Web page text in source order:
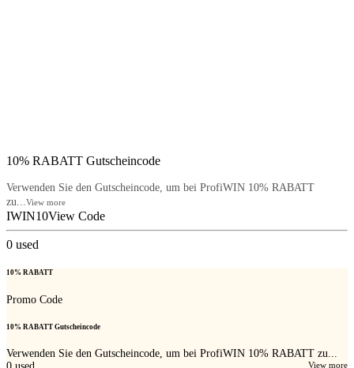
10% RABATT Gutscheincode
Verwenden Sie den Gutscheincode, um bei ProfiWIN 10% RABATT
zu...View more
IWIN10View Code
0 used
10% RABATT
Promo Code
10% RABATT Gutscheincode
Verwenden Sie den Gutscheincode, um bei ProfiWIN 10% RABATT zu...
View more